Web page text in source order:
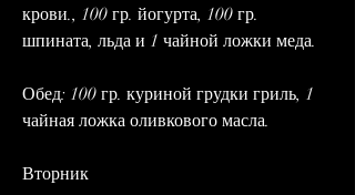
крови., 100 гр. йогурта, 100 гр.
шпината, льда и 1 чайной ложки меда.
Обед: 100 гр. куриной грудки гриль, 1
чайная ложка оливкового масла.
Вторник